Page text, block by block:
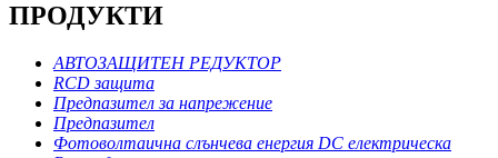
ПРОДУКТИ
АВТОЗАЩИТЕН РЕДУКТОР
RCD защита
Предпазител за напрежение
Предпазител
Фотоволтаична слънчева енергия DC електрическа